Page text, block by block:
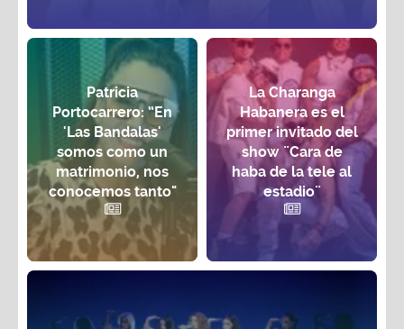
Patricia
Portocarrero: “En
'Las Bandalas'
somos como un
matrimonio, nos
conocemos tanto"
La Charanga
Habanera es el
primer invitado del
show ¨Cara de
haba de la tele al
estadio¨